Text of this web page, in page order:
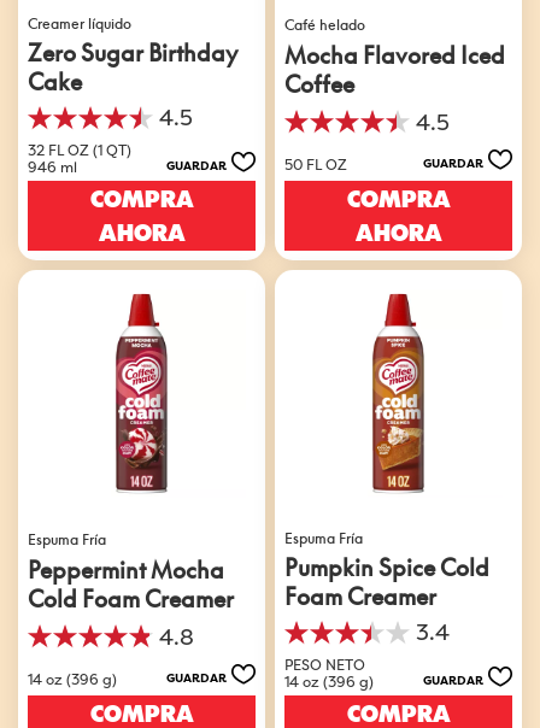
Creamer líquido
Zero Sugar Birthday
Cake
4.5
4.5
de
5
estrellas.
32 FL OZ (1 QT)
946 ml
GUARDAR
COMPRA
AHORA
Café helado
Mocha Flavored Iced
Coffee
4.5
4.5
5
estrellas.
50 FL OZ GUARDAR
COMPRA
AHORA
Espuma Fría
Peppermint Mocha
Cold Foam Creamer
4.8
4.8
5
estrellas.
14 oz (396 g) GUARDAR
COMPRA
Espuma Fría
Pumpkin Spice Cold
Foam Creamer
3.4
3.4
de
5
estrellas.
PESO NETO
14 oz (396 g)
GUARDAR
COMPRA